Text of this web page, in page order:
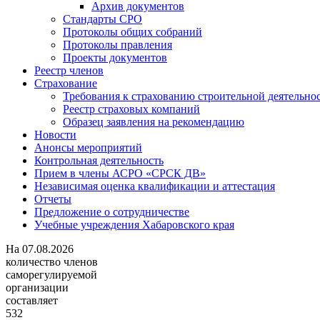
Архив документов
Стандарты СРО
Протоколы общих собраний
Протоколы правления
Проекты документов
Реестр членов
Страхование
Требования к страхованию строительной
Реестр страховых компаний
Образец заявления на рекомендацию
Новости
Анонсы мероприятий
Контрольная деятельность
Прием в члены АСРО «СРСК ДВ»
Независимая оценка квалификации и аттестация
Отчеты
Предложение о сотрудничестве
Учебные учреждения Хабаровского края
На 07.08.2026
количество членов
саморегулируемой
организации
составляет
532